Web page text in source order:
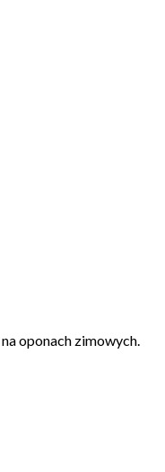
oponach zimowych.